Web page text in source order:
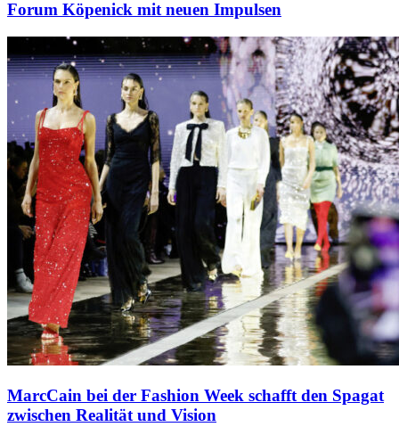
Forum Köpenick mit neuen Impulsen
MarcCain bei der Fashion Week schafft den Spagat
zwischen Realität und Vision